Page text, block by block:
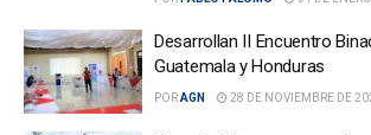
Desarrollan II Encuentro
Guatemala y Honduras
PORAGN 28 DE NOVIEMBRE DE